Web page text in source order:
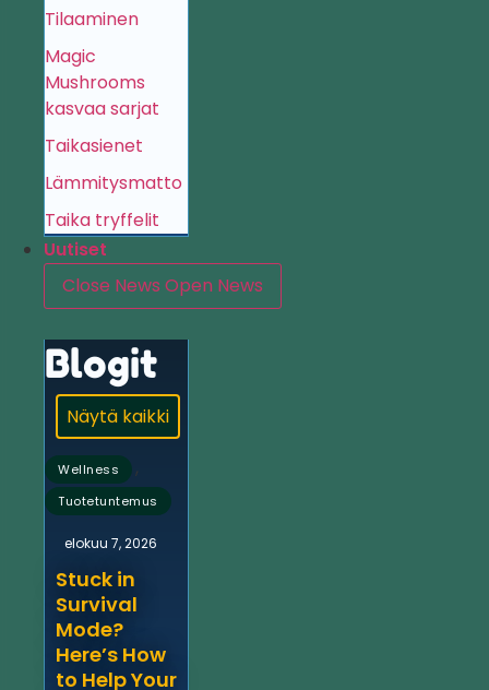
Tilaaminen
Magic
Mushrooms
kasvaa sarjat
Taikasienet
Lämmitysmatto
Taika tryffelit
Uutiset
Close News Open News
Blogit
Näytä kaikki
Wellness ,
Tuotetuntemus
elokuu 7, 2026
Stuck in
Survival
Mode?
Here’s How
to Help Your